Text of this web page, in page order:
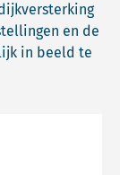
en de
in beeld te